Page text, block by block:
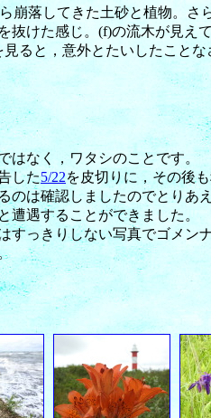
崩落してきた土砂と植物。さ
抜けた感じ。(f)の流木が見え
ると，意外とたいしたこと
はなく，ワタシのことです。
した5/22を皮切りに，その後
のは確認しましたのでとりあえ
遭遇することができました。
すっきりしない写真でゴメン